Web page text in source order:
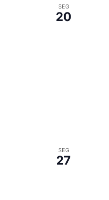
SEG
20
SEG
27